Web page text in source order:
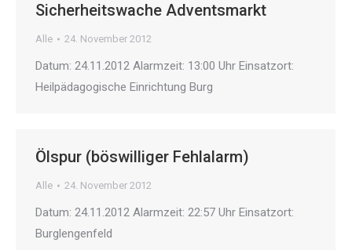
Sicherheitswache Adventsmarkt
Alle 24. November 2012
Datum: 24.11.2012 Alarmzeit: 13:00 Uhr Einsatzort:
Heilpädagogische Einrichtung Burg
Ölspur (böswilliger Fehlalarm)
Alle 24. November 2012
Datum: 24.11.2012 Alarmzeit: 22:57 Uhr Einsatzort:
Burglengenfeld